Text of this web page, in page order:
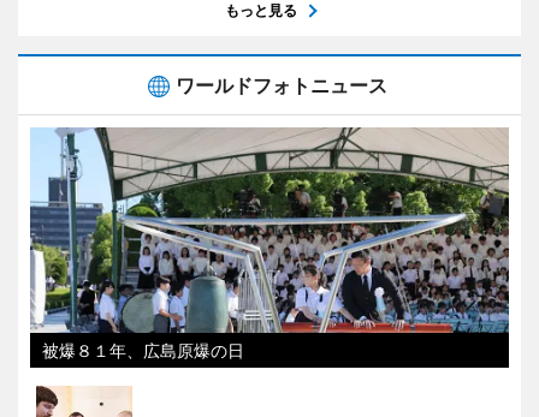
もっと見る
ワールドフォトニュース
被爆８１年、広島原爆の日